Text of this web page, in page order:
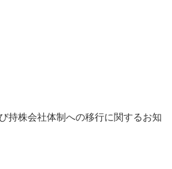
持株会社体制への移行に関するお知